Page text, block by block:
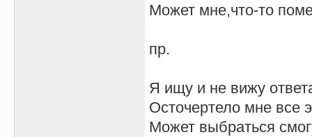
Может мне,что-то
пр.
Я ищу и не вижу
Осточертело мне все
Может выбраться